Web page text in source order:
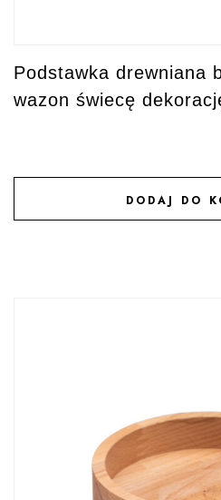
Podstawka drewniana
wazon świecę
DODAJ DO
DODAJ DO